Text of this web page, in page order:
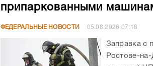
припаркованными
ФЕДЕРАЛЬНЫЕ НОВОСТИ 05.08.2026 07:18
Заправка с
Ростове-